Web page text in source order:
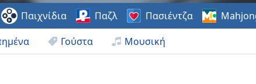
Γούστα Μουσική
Παιχνίδια Παζλ Πασιέντζα